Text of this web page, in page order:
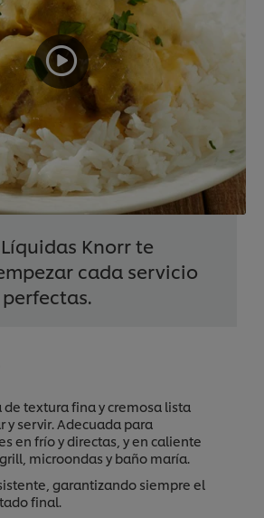
Knorr te
cada servicio
de textura fina y cremosa lista
y servir. Adecuada para
en frío y directas, y en caliente
microondas y baño maría.
garantizando siempre el
final.